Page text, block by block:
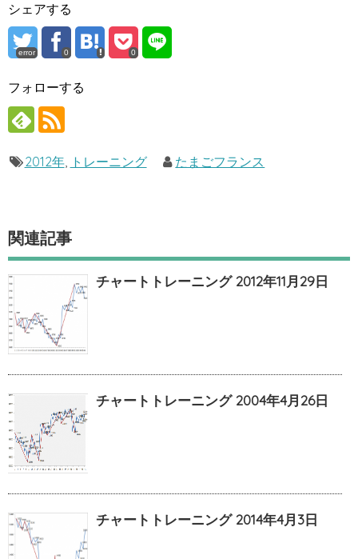
シェアする
error 0 0
フォローする
2012年, トレーニング たまごフランス
関連記事
チャートトレーニング 2012年11月29日
チャートトレーニング 2004年4月26日
チャートトレーニング 2014年4月3日